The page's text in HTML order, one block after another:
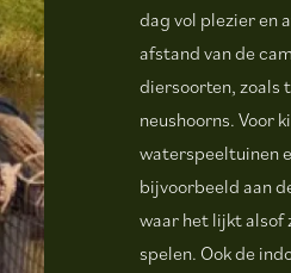
dag vol plezier en
afstand van de
diersoorten, zoals
neushoorns. Voor
waterspeeltuinen
bijvoorbeeld aan
waar het lijkt alsof
spelen. Ook de